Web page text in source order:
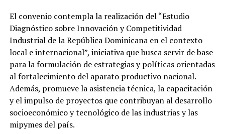
El convenio contempla la realización del “Estudio
Diagnóstico sobre Innovación y Competitividad
Industrial de la República Dominicana en el contexto
local e internacional”, iniciativa que busca servir de base
para la formulación de estrategias y políticas orientadas
al fortalecimiento del aparato productivo nacional.
Además, promueve la asistencia técnica, la capacitación
y el impulso de proyectos que contribuyan al desarrollo
socioeconómico y tecnológico de las industrias y las
mipymes del país.